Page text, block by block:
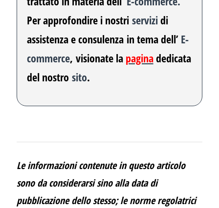
Per approfondire i nostri servizidi
assistenza e consulenza in tema dell’ E-
commerce, visionate la paginadedicata
del nostro sito.
Le informazioni contenute in questo articolo
sono da considerarsi sino alla data di
pubblicazione dello stesso; le norme regolatrici